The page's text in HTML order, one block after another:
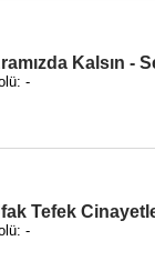
Kalsın -
-
Tefek
-